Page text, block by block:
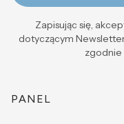
Zapisując się,
dotyczącym
zgodnie
Linki w stopce
PANEL